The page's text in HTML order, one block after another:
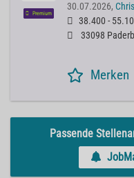
Premium
30.07.2026,
38.400 -
33098
Merken
Passende